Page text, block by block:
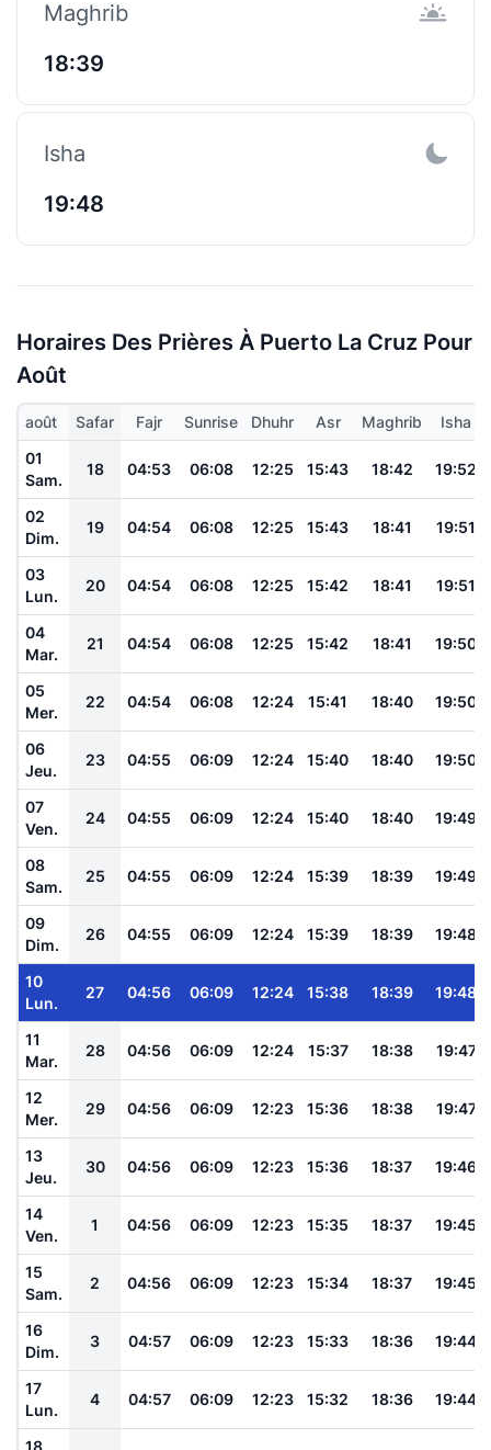
Maghrib
18:39
Isha
19:48
Horaires Des Prières À Puerto La Cruz Pour
Août
août Safar Fajr Sunrise Dhuhr Asr Maghrib
Isha
01
Sam.
18 04:53 06:08 12:25 15:43 18:42 19:52
02
Dim.
19 04:54 06:08 12:25 15:43 18:41 19:51
03
Lun.
20 04:54 06:08 12:25 15:42 18:41 19:51
04
Mar.
21 04:54 06:08 12:25 15:42 18:41 19:50
05
Mer.
22 04:54 06:08 12:24 15:41 18:40 19:50
06
Jeu.
23 04:55 06:09 12:24 15:40 18:40 19:50
07
Ven.
24 04:55 06:09 12:24 15:40 18:40 19:49
08
Sam.
25 04:55 06:09 12:24 15:39 18:39 19:49
09
Dim.
26 04:55 06:09 12:24 15:39 18:39 19:48
10
Lun.
27 04:56 06:09 12:24 15:38 18:39 19:48
11
Mar.
28 04:56 06:09 12:24 15:37 18:38 19:47
12
Mer.
29 04:56 06:09 12:23 15:36 18:38 19:47
13
Jeu.
30 04:56 06:09 12:23 15:36 18:37 19:46
14
Ven.
1 04:56 06:09 12:23 15:35 18:37 19:45
15
Sam.
2 04:56 06:09 12:23 15:34 18:37 19:45
16
Dim.
3 04:57 06:09 12:23 15:33 18:36 19:44
17
Lun.
4 04:57 06:09 12:23 15:32 18:36 19:44
18